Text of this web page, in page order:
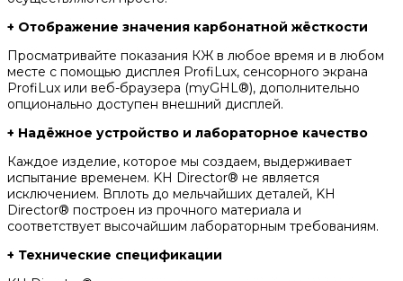
+ Отображение значения карбонатной жёсткости
Просматривайте показания КЖ в любое время и в любом
месте с помощью дисплея ProfiLux, сенсорного экрана
ProfiLux или веб-браузера (myGHL®), дополнительно
опционально доступен внешний дисплей.
+ Надёжное устройство и лабораторное качество
Каждое изделие, которое мы создаем, выдерживает
испытание временем. KH Director® не является
исключением. Вплоть до мельчайших деталей, KH
Director® построен из прочного материала и
соответствует высочайшим лабораторным требованиям.
+ Технические спецификации